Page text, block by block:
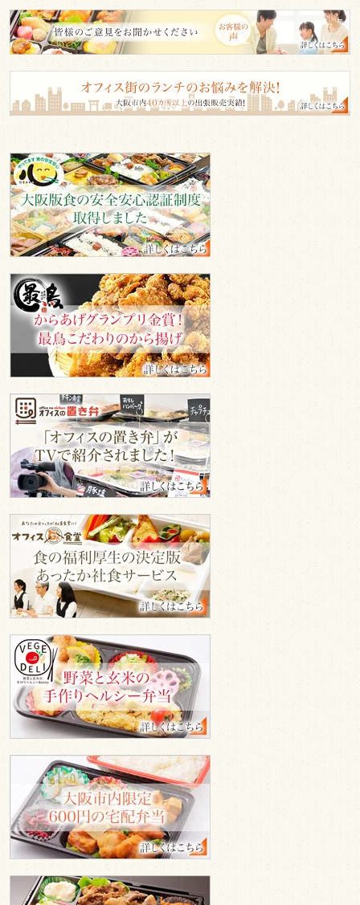
皆
様
の
意
見
も
お
聞
か
せ
く
だ
さ
い。
「大
阪
版
食
の
安
全
安
心
認
証
度」
取
得
最
鳥
か
専
門
店
オ
フ
ス
GA
食
堂
TV
で
紹
オ
フ
GA
食
堂
ベ
ジ
デ
リ
宅
配
弁
当